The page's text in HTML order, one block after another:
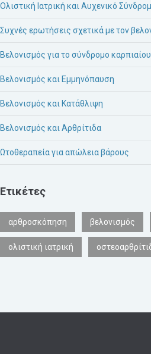
Ολιστική Ιατρική και Αυχενικό
Συχνές ερωτήσεις σχετικά με τον
Βελονισμός για το σύνδρομο
Βελονισμός και Εμμηνόπαυση
Βελονισμός και Κατάθλιψη
Βελονισμός και Αρθρίτιδα
Ωτοθεραπεία για απώλεια βάρους
Ετικέτες
αρθροσκόπηση βελονισμός
ολιστική ιατρική